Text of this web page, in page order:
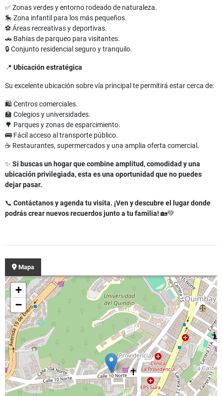
✅ Zonas verdes y entorno rodeado de naturaleza.
🎠 Zona infantil para los más pequeños.
⚽ Áreas recreativas y deportivas.
🚗 Bahías de parqueo para visitantes.
🔒 Conjunto residencial seguro y tranquilo.
📍 Ubicación estratégica
Su excelente ubicación sobre vía principal te permitirá estar cerca de:
🛍️ Centros comerciales.
🏫 Colegios y universidades.
🌳 Parques y zonas de esparcimiento.
🚌 Fácil acceso al transporte público.
☕ Restaurantes, supermercados y una amplia oferta comercial.
✨ Si buscas un hogar que combine amplitud, comodidad y una
ubicación privilegiada, esta es una oportunidad que no puedes
dejar pasar.
📞 Contáctanos y agenda tu visita. ¡Ven y descubre el lugar donde
podrás crear nuevos recuerdos junto a tu familia! 🏡💚
Mapa
+
−